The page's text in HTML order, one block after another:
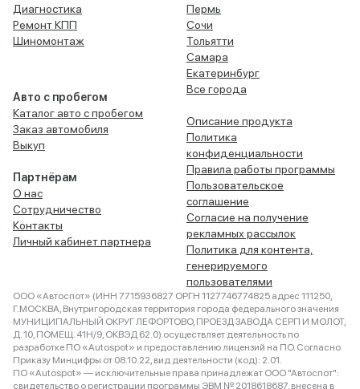
Диагностика
Ремонт КПП
Шиномонтаж
Авто с пробегом
Каталог авто с пробегом
Заказ автомобиля
Выкуп
Партнёрам
О нас
Сотрудничество
Контакты
Личный кабинет партнера
Пермь
Сочи
Тольятти
Самара
Екатеринбург
Все города
Описание продукта
Политика
конфиденциальности
Правила работы программы
Пользовательское
соглашение
Согласие на получение
рекламных рассылок
Политика для контента,
генерируемого
пользователями
ООО «Автоспот» (ИНН 7715936827 ОРГН 1127746774825 адрес 111250,
Г.МОСКВА, Внутригородская территория города федерального значения
МУНИЦИПАЛЬНЫЙ ОКРУГ ЛЕФОРТОВО, ПРОЕЗД ЗАВОДА СЕРП И МОЛОТ,
Д. 10, ПОМЕЩ. 41Н/9, ОКВЭД 62.0) осуществляет деятельность по
разработке ПО «Autospot» и предоставлению лицензий на ПО. Согласно
Приказу Минцифры от 08.10.22, вид деятельности (код): 2.01.
ПО «Autospot» — исключительные права принадлежат ООО "Автоспот":
свидетельство о регистрации программы ЭВМ № 2018618687, внесена в